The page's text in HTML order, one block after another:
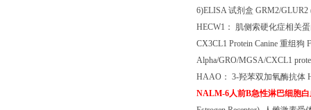
6)ELISA试剂盒 GRM2/GLUR2
HECW1 ： 肌侧索硬化症相关
CX3CL1 Protein Canine 重组狗
Alpha/GRO/MGSA/CXCL1
HAAO ： 3-羟苯双加氧酶抗体
NALM-6人前B急性淋巴细胞